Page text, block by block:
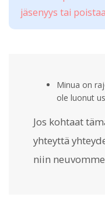
jäsenyys tai
Minua on
ole luonut
Jos kohtaat
yhteyttä
niin